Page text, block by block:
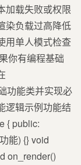
加载失败或权限
染负载过高降低
用单人模式检查
你有编程基础
功能类并实现必
逻辑示例功能结
{ public:
能) {} void
on_render()